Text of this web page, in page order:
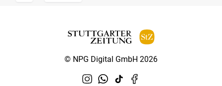
© NPG Digital GmbH 2026